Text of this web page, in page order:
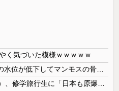
く気づいた模様ｗｗｗｗｗ